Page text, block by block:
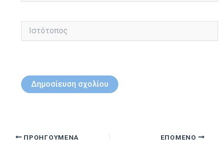
Ιστότοπος
ΠΡΟΗΓΟΎΜΕΝΑ ΕΠΌΜΕΝΟ